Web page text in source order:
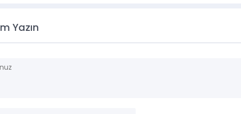
Yazın